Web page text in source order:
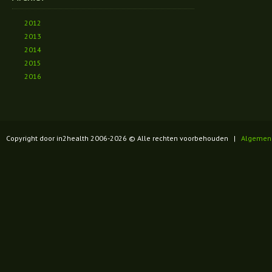
2012
2013
2014
2015
2016
Copyright door in2health 2006-2026 © Alle rechten voorbehouden |